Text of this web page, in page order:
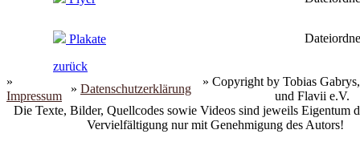
Plakate
zurück
»
Impressum
» Datenschutzerklärung
» Copyright by Tobias
und Flavii e.V.
Die Texte, Bilder, Quellcodes sowie Videos sind jeweils Eigentum
Vervielfältigung nur mit Genehmigung des Autors!